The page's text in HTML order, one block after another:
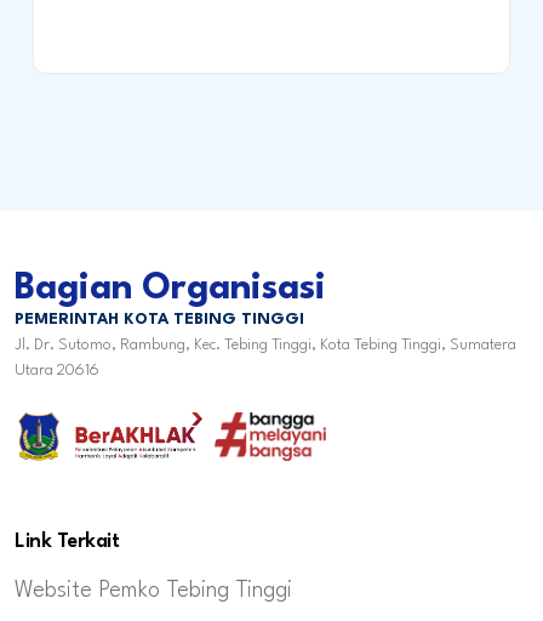
Bagian Organisasi
PEMERINTAH KOTA TEBING TINGGI
Jl. Dr. Sutomo, Rambung, Kec. Tebing Tinggi, Kota Tebing Tinggi, Sumatera
Utara 20616
Link Terkait
Website Pemko Tebing Tinggi